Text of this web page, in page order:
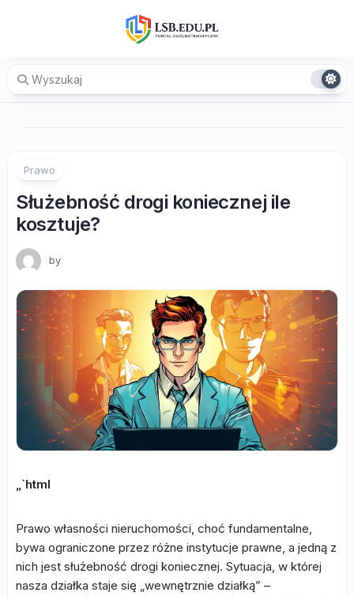
Prawo
Służebność drogi koniecznej ile
kosztuje?
by
„`html
Prawo własności nieruchomości, choć fundamentalne,
bywa ograniczone przez różne instytucje prawne, a jedną z
nich jest służebność drogi koniecznej. Sytuacja, w której
nasza działka staje się „wewnętrznie działką” –